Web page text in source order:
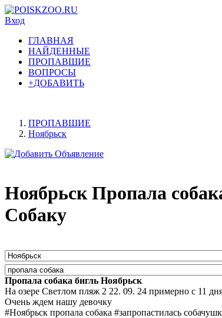
Вход
ГЛАВНАЯ
НАЙДЕННЫЕ
ПРОПАВШИЕ
ВОПРОСЫ
+ДОБАВИТЬ
ПРОПАВШИЕ
Ноябрьск
Ноябрьск Пропала
Собаку
Пропала собака бигль Ноябрьск
На озере Светлом пляж 2 22. 09. 24 примерно с 11
Очень ждем нашу девочку
#Ноябрьск пропала собака #запропастилась